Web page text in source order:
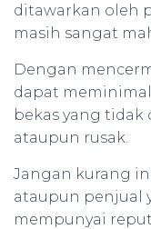
ditawarkan oleh
masih sangat
Dengan
dapat
bekas yang
ataupun rusak.
Jangan kurang
ataupun penjual
mempunyai